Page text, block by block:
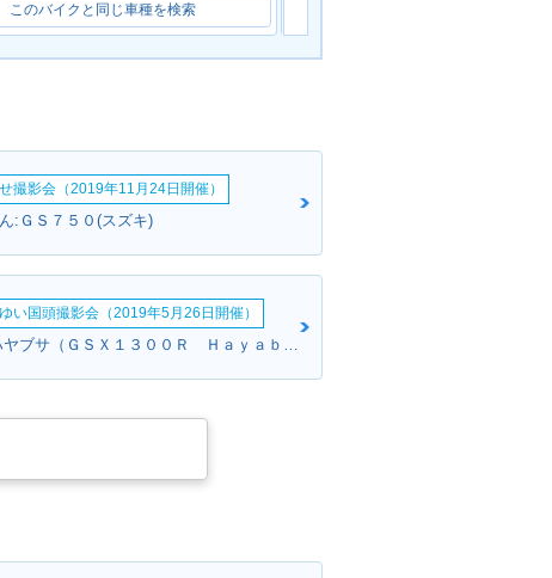
このバイクと同じ車種を検索
撮影会（2019年11月24日開催）
:ＧＳ７５０(スズキ)
い国頭撮影会（2019年5月26日開催）
キノさん:ハヤブサ（ＧＳＸ１３００Ｒ Ｈａｙａｂｕｓａ）(スズキ)